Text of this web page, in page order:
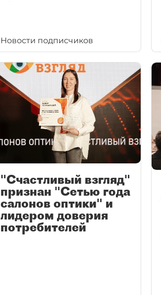
Новости подписчиков
"Счастливый взгляд"
признан "Сетью года
салонов оптики" и
лидером доверия
потребителей